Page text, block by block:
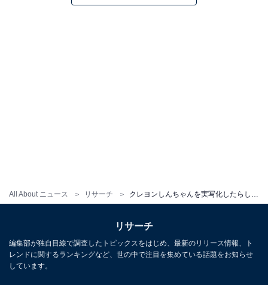
All About ニュース リサーチ クレヨンしんちゃんを実写化したらしんのすけを演じてほしい俳優ランキング！ 2位「寺田心」、1位は？
リサーチ
編集部が独自目線で調査したトピックスをはじめ、最新のリリース情報、ト
レンドに関するランキングなど、世の中で注目を集めている話題をお知らせ
しています。